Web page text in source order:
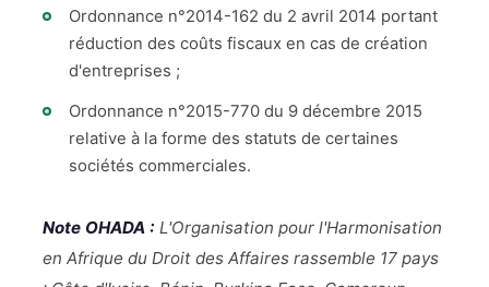
Ordonnance n°2014-162 du 2 avril 2014 portant
réduction des coûts fiscaux en cas de création
d'entreprises ;
Ordonnance n°2015-770 du 9 décembre 2015
relative à la forme des statuts de certaines
sociétés commerciales.
Note OHADA : L'Organisation pour l'Harmonisation
en Afrique du Droit des Affaires rassemble 17 pays